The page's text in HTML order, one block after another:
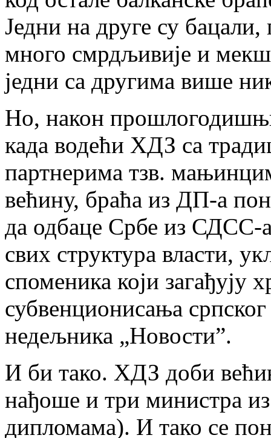
Једни на друге су
много смрдљивије и
једни са другима више
Но, након
када водећи ХДЗ са
партнерима тзв.
већину, браћа из ДП-а
да одбаце Србе из СДСС-
свих структура власти,
споменика који загађују
субвенционисања српског
недељника „Новости”.
И би тако. ХДЗ доби
нађоше и три министра
дипломама). И тако се